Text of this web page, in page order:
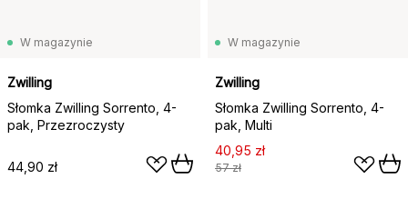
W magazynie
Zwilling
Słomka Zwilling Sorrento, 4-
pak, Przezroczysty
44,90 zł
W magazynie
Zwilling
Słomka Zwilling Sorrento, 4-
pak, Multi
40,95 zł
57 zł